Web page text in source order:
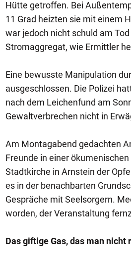
Hütte getroffen. Bei
11 Grad heizten sie mit einem
war jedoch nicht schuld am
Stromaggregat, wie Ermittler
Eine bewusste Manipulation
ausgeschlossen. Die Polizei
nach dem Leichenfund am
Gewaltverbrechen nicht in
Am Montagabend gedachten
Freunde in einer
Stadtkirche in Arnstein der
es in der benachbarten
Gespräche mit Seelsorgern.
worden, der Veranstaltung
Das giftige Gas, das man nicht